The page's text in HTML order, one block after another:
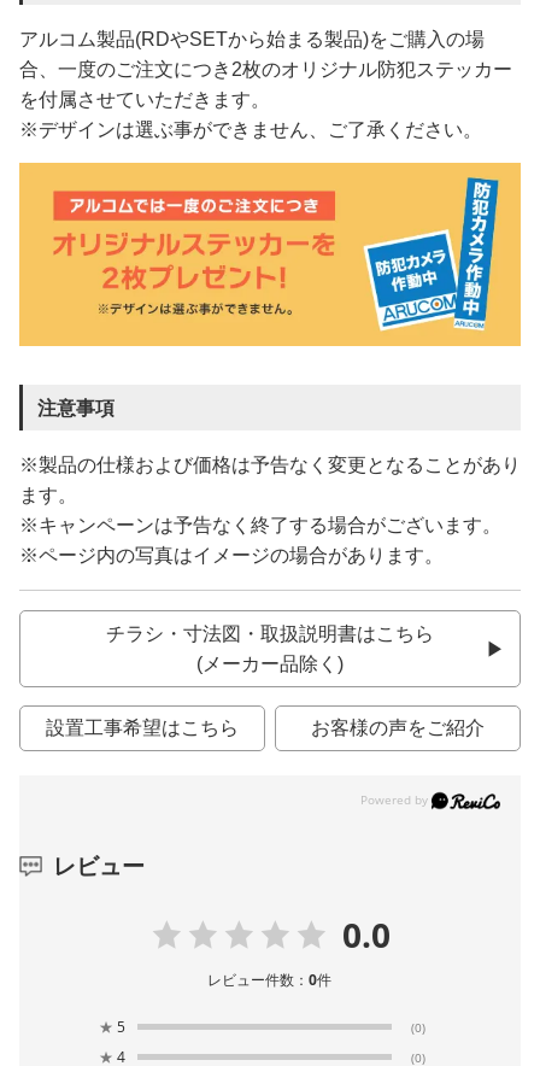
アルコム製品(RDやSETから始まる製品)をご購入の場
合、一度のご注文につき2枚のオリジナル防犯ステッカー
を付属させていただきます。
※デザインは選ぶ事ができません、ご了承ください。
注意事項
※製品の仕様および価格は予告なく変更となることがあり
ます。
※キャンペーンは予告なく終了する場合がございます。
※ページ内の写真はイメージの場合があります。
チラシ・寸法図・取扱説明書はこちら
(メーカー品除く)
設置工事希望はこちら お客様の声をご紹介
レビュー
0.0
レビュー件数：0件
★ 5 (0)
★ 4 (0)